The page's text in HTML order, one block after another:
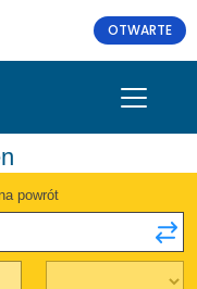
OTWARTE
powrót